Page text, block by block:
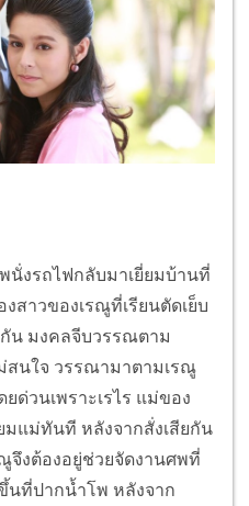
นั่งรถไฟกลับมาเยี่ยมบ้านที่
สาวของเรณูที่เรียนตัดเย็บ
น มงคลจีบวรรณตาม
สนใจ วรรณามาตามเรณู
ด่วนเพราะเรไร แม่ของ
มแม่ทันที หลังจากสั่งเสียกัน
จึงต้องอยู่ช่วยจัดงานศพที่
นที่ปากน้ำโพ หลังจาก